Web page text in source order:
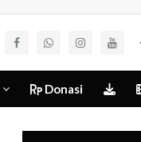
Donasi